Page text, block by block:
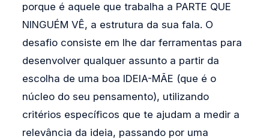
porque é aquele que trabalha a PARTE QUE
NINGUÉM VÊ, a estrutura da sua fala. O
desafio consiste em lhe dar ferramentas para
desenvolver qualquer assunto a partir da
escolha de uma boa IDEIA-MÃE (que é o
núcleo do seu pensamento), utilizando
critérios específicos que te ajudam a medir a
relevância da ideia, passando por uma